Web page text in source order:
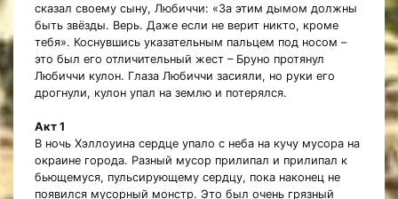
сказал своему сыну, Любиччи: «За этим дымом должны
быть звёзды. Верь. Даже если не верит никто, кроме
тебя». Коснувшись указательным пальцем под носом –
это был его отличительный жест – Бруно протянул
Любиччи кулон. Глаза Любиччи засияли, но руки его
дрогнули, кулон упал на землю и потерялся.
Акт 1
В ночь Хэллоуина сердце упало с неба на кучу мусора на
окраине города. Разный мусор прилипал и прилипал к
бьющемуся, пульсирующему сердцу, пока наконец не
появился мусорный монстр. Это был очень грязный